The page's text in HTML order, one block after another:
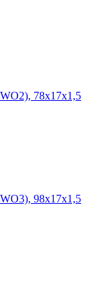
78х17х1,5
98х17х1,5